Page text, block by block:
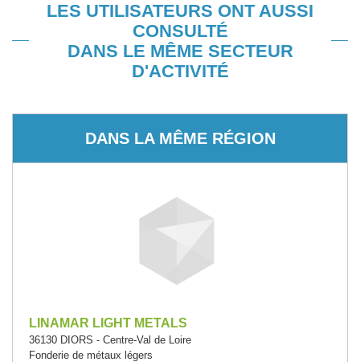
LES UTILISATEURS ONT AUSSI
CONSULTÉ
DANS LE MÊME SECTEUR
D'ACTIVITÉ
DANS LA MÊME RÉGION
LINAMAR LIGHT METALS
36130 DIORS - Centre-Val de Loire
Fonderie de métaux légers